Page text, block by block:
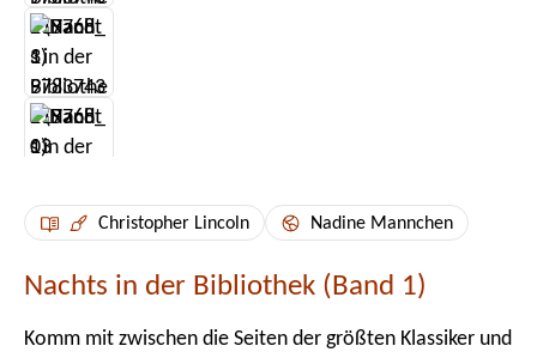
Christopher Lincoln Nadine Mannchen
Nachts in der Bibliothek (Band 1)
Komm mit zwischen die Seiten der größten Klassiker und